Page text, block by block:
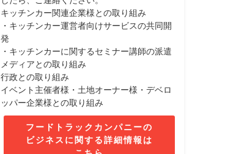
キッチンカー関連企業様との取り組み
・キッチンカー運営者向けサービスの共同開
発
・キッチンカーに関するセミナー講師の派遣
メディアとの取り組み
行政との取り組み
イベント主催者様・土地オーナー様・デベロ
ッパー企業様との取り組み
フードトラックカンパニーの
ビジネスに関する詳細情報は